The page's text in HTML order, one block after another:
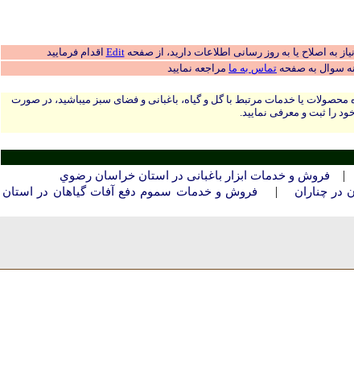
به اصلاح یا به روز رسانی اطلاعات دارید، از صفحهEdit اقدام فرمایید
سوال به صفحه تماس به ما مراجعه نمایید
محصولات یا خدمات مرتبط با گل و گیاه، باغبانی و فضای سبز میباشید، در صورت
را ثبت و معرفی نمایید.
| فروش و خدمات ابزار باغبانی در استان خراسان رضوي
چناران
|
فروش و خدمات سموم دفع آفات گیاهان در استان